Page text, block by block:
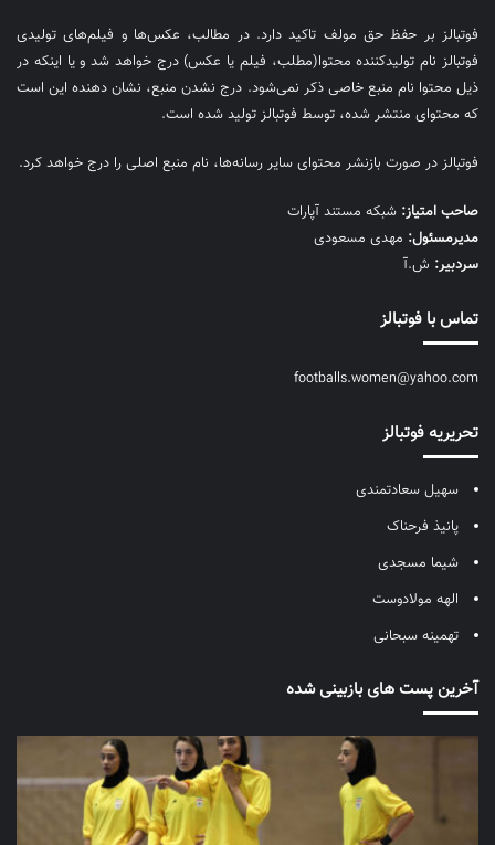
فوتبالز بر حفظ حق مولف تاکید دارد. در مطالب، عکس‌ها و فیلم‌های تولیدی
فوتبالز نام تولیدکننده محتوا(مطلب، فیلم یا عکس) درج خواهد شد و یا اینکه در
ذیل محتوا نام منبع خاصی ذکر نمی‌‎شود. درج نشدن منبع، نشان دهنده این است
که محتوای منتشر شده، توسط فوتبالز تولید شده است.
فوتبالز در صورت بازنشر محتوای سایر رسانه‌ها، نام منبع اصلی را درج خواهد کرد.
صاحب امتیاز: شبکه مستند آپارات
مديرمسئول: مهدی مسعودی
سردبیر: ش.آ
تماس با فوتبالز
footballs.women@yahoo.com
تحریریه فوتبالز
سهیل سعادتمندی
پانیذ فرحناک
شیما مسجدی
الهه مولادوست
تهمینه سبحانی
آخرین پست های بازبینی شده